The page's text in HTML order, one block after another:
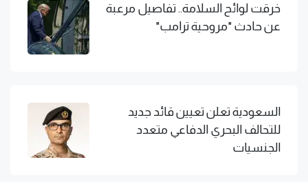
خرقت لوائح السلامة.. تفاصيل مرعبة
عن حادث "مروحية ترامب"
السعودية تعلن تعيين قائد جديد
للتحالف البحري الدفاعي متعدد
الجنسيات